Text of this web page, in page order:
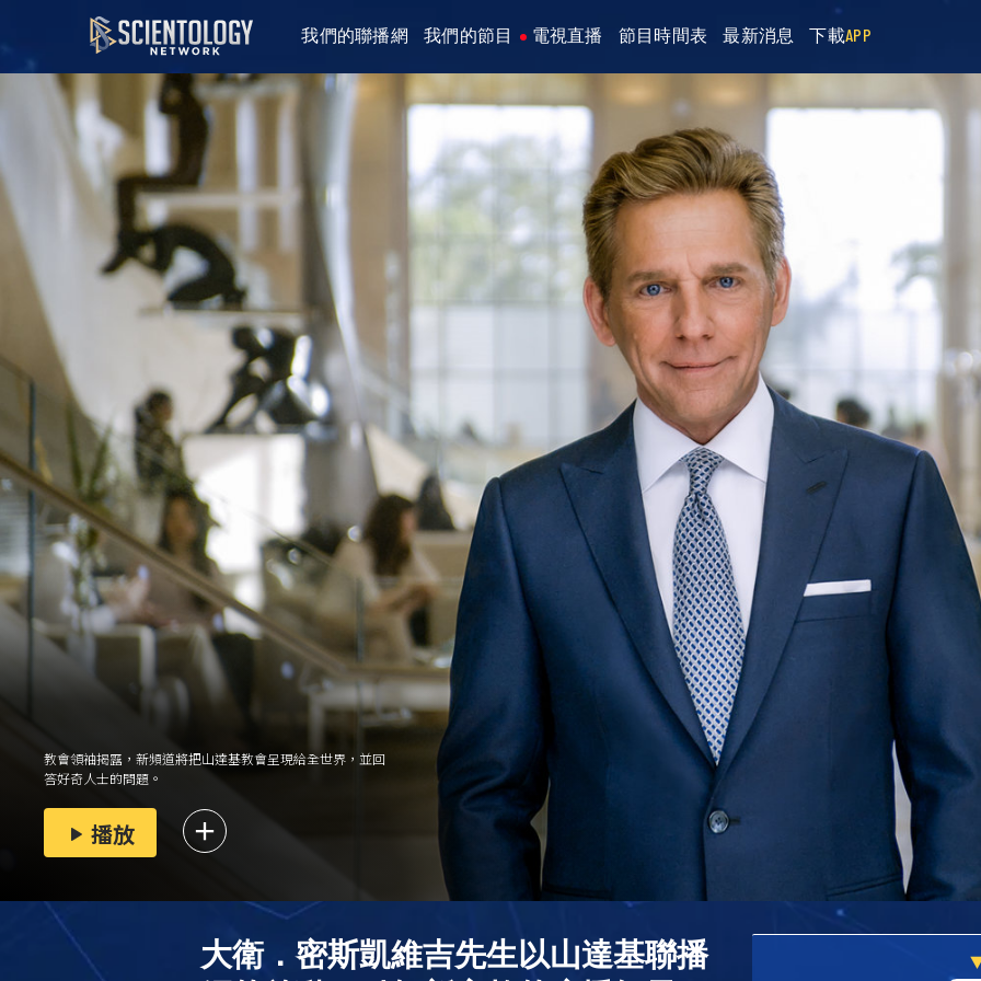
我們的聯播網 我們的節目 電視直播 節目時間表 最新消息 下載APP
教會領袖揭露，新頻道將把山達基教會呈現給全世界，並回
答好奇人士的問題。
播放
大衛．密斯凱維吉先生以山達基聯播